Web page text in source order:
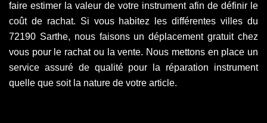
faire estimer la valeur de votre instrument afin de définir le
coût de rachat. Si vous habitez les différentes villes du
72190 Sarthe, nous faisons un déplacement gratuit chez
vous pour le rachat ou la vente. Nous mettons en place un
service assuré de qualité pour la réparation instrument
quelle que soit la nature de votre article.